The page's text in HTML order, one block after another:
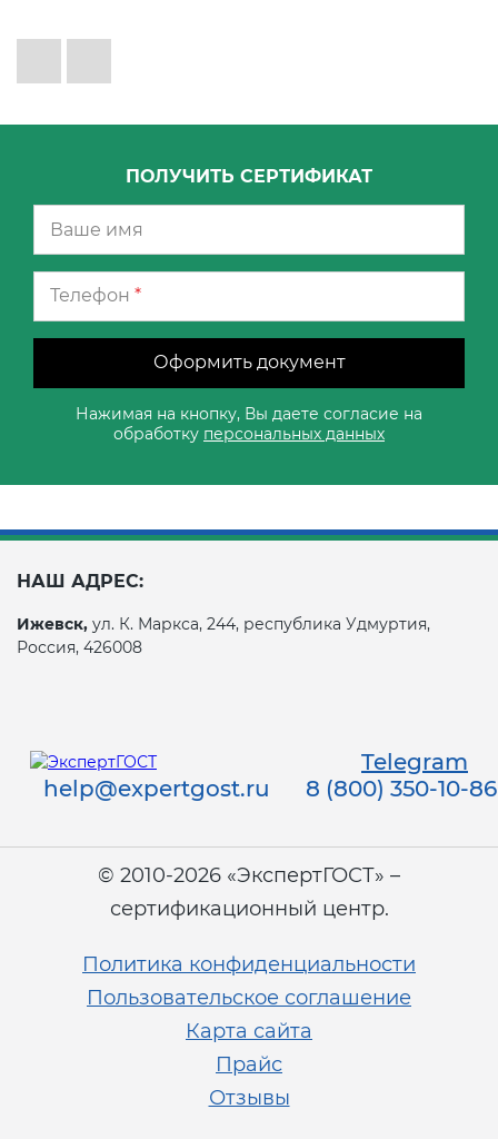
ПОЛУЧИТЬ СЕРТИФИКАТ
Телефон *
Оформить документ
Нажимая на кнопку, Вы даете согласие на
обработку персональных данных
НАШ АДРЕС:
Ижевск, ул. К. Маркса, 244, республика Удмуртия,
Россия, 426008
Telegram
help@expertgost.ru
8 (800) 350-10-86
© 2010-2026 «ЭкспертГОСТ» –
сертификационный центр.
Политика конфиденциальности
Пользовательское соглашение
Карта сайта
Прайс
Отзывы